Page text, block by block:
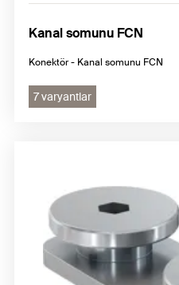
Kanal somunu FCN
Konektör - Kanal somunu FCN
7 varyantlar